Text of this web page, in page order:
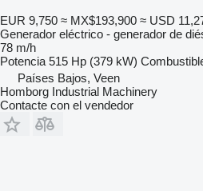
EUR 9,750 ≈ MX$193,900 ≈ USD
Generador eléctrico - generador de
78 m/h
Potencia 515 Hp (379 kW)
Países Bajos, Veen
Homborg Industrial Machinery
Contacte con el vendedor